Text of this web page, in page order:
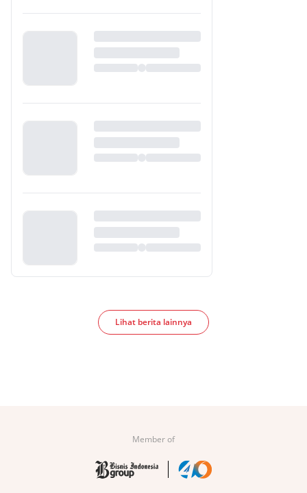
Lihat berita lainnya
Member of